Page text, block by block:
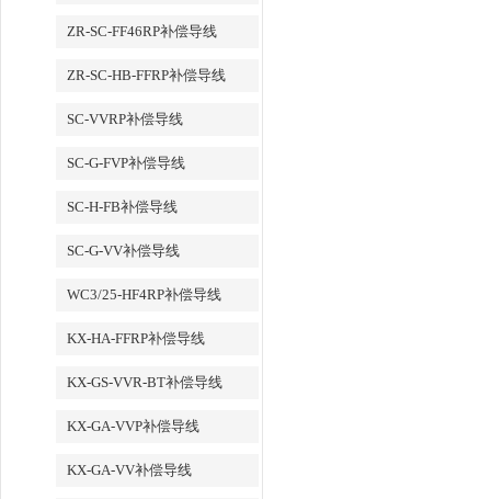
ZR-SC-FF46RP补偿导线
ZR-SC-HB-FFRP补偿导线
SC-VVRP补偿导线
SC-G-FVP补偿导线
SC-H-FB补偿导线
SC-G-VV补偿导线
WC3/25-HF4RP补偿导线
KX-HA-FFRP补偿导线
KX-GS-VVR-BT补偿导线
KX-GA-VVP补偿导线
KX-GA-VV补偿导线